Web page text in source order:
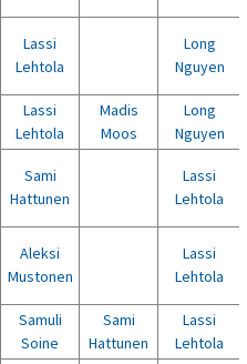
Lassi
Lehtola
Long
Nguyen
Lassi
Lehtola
Madis
Moos
Long
Nguyen
Sami
Hattunen
Lassi
Lehtola
Aleksi
Mustonen
Lassi
Lehtola
Samuli
Soine
Sami
Hattunen
Lassi
Lehtola